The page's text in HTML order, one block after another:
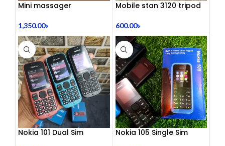
Mini massager
1,350.00৳
Mobile stan 3120 tripod
600.00৳
Nokia 101 Dual Sim
Nokia 105 Single Sim